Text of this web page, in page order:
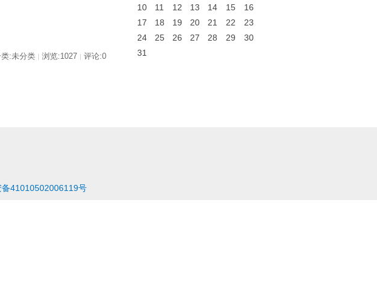
:未分类 | 浏览:1027 | 评论:0
10
11 12 13 14 15
16
17
18 19 20 21 22
23
24
25 26 27 28 29
30
31
备41010502006119号